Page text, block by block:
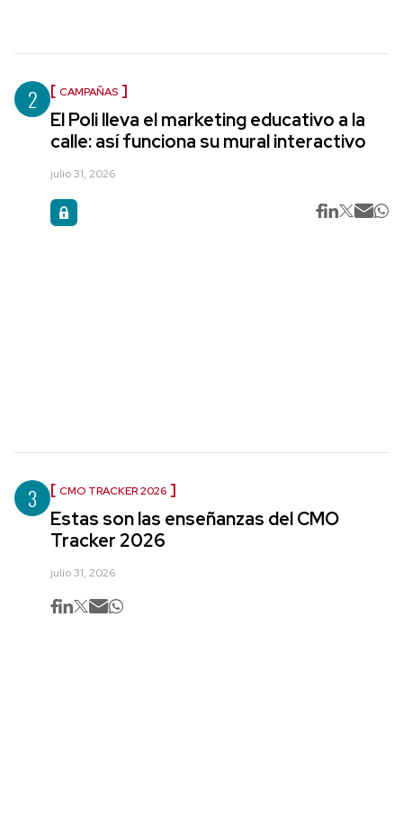
2 CAMPAÑAS
El Poli lleva el marketing educativo a la
calle: así funciona su mural interactivo
julio 31, 2026
3 CMO TRACKER 2026
Estas son las enseñanzas del CMO
Tracker 2026
julio 31, 2026